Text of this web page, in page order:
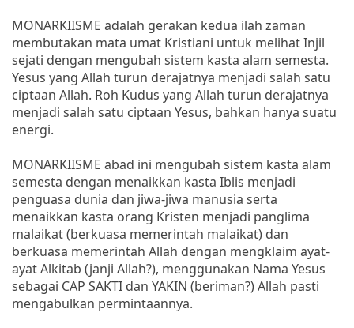
MONARKIISME adalah gerakan kedua ilah zaman
membutakan mata umat Kristiani untuk melihat Injil
sejati dengan mengubah sistem kasta alam semesta.
Yesus yang Allah turun derajatnya menjadi salah satu
ciptaan Allah. Roh Kudus yang Allah turun derajatnya
menjadi salah satu ciptaan Yesus, bahkan hanya suatu
energi.
MONARKIISME abad ini mengubah sistem kasta alam
semesta dengan menaikkan kasta Iblis menjadi
penguasa dunia dan jiwa-jiwa manusia serta
menaikkan kasta orang Kristen menjadi panglima
malaikat (berkuasa memerintah malaikat) dan
berkuasa memerintah Allah dengan mengklaim ayat-
ayat Alkitab (janji Allah?), menggunakan Nama Yesus
sebagai CAP SAKTI dan YAKIN (beriman?) Allah pasti
mengabulkan permintaannya.